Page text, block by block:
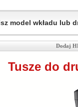
Dodaj
Tusze do